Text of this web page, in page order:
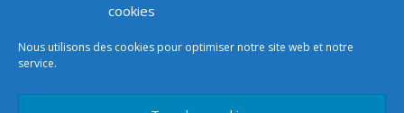
cookies
Nous utilisons des cookies pour optimiser notre site web et notre
service.